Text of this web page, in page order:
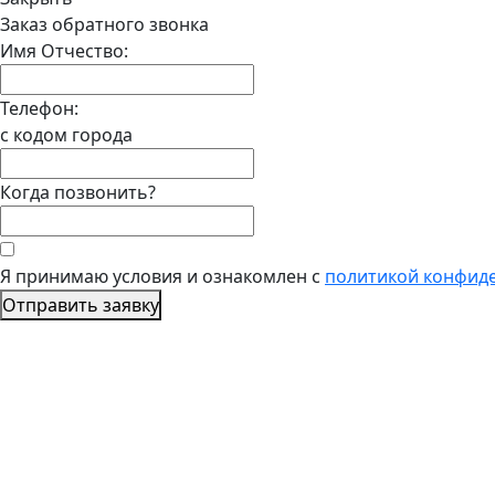
Заказ обратного звонка
Имя Отчество:
Телефон:
с кодом города
Когда позвонить?
Я принимаю условия и ознакомлен с политикой
Отправить заявку